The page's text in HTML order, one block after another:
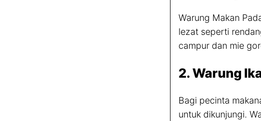
Warung Makan
lezat seperti
campur dan mie
2. Warung
Bagi pecinta
untuk dikunjungi.